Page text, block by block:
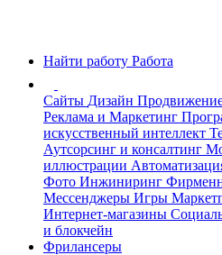
Найти работу Работа
Сайты Дизайн
Реклама и Маркетинг
искусственный интеллект
Аутсорсинг и консалтинг
иллюстрации
Фото Инжиниринг
Мессенджеры Игры
Интернет-магазины
и блокчейн
Фрилансеры